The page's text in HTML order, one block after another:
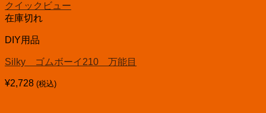
クイックビュー
在庫切れ
DIY用品
Silky ゴムボーイ210 万能目
¥2,728 (税込)